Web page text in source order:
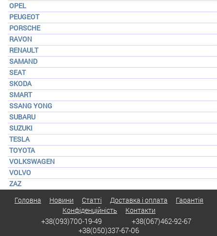
OPEL
PEUGEOT
PORSCHE
RAVON
RENAULT
SAMAND
SEAT
SKODA
SMART
SSANG YONG
SUBARU
SUZUKI
TESLA
TOYOTA
VOLKSWAGEN
VOLVO
ZAZ
Головна Новини Статті Доставка і оплата
Гарантія
Конфіденційність
Контакти
+38(093)700-19-49
+38(067)462-92-67
+38(050)337-67-06